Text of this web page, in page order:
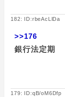
182: ID:rbeAcLlDa
>>176
銀行法定期
179: ID:qB/oM6Dfp